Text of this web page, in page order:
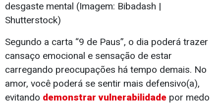
desgaste mental (Imagem: Bibadash |
Shutterstock)
Segundo a carta “9 de Paus”, o dia poderá trazer
cansaço emocional e sensação de estar
carregando preocupações há tempo demais. No
amor, você poderá se sentir mais defensivo(a),
evitando demonstrar vulnerabilidade por medo